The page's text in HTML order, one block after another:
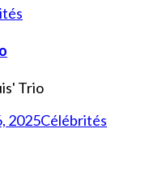
2025Célébrités